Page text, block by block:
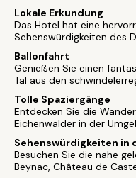
Lokale Erkundung
Das Hotel hat eine
Sehenswürdigkeiten des
Ballonfahrt
Genießen Sie einen
Tal aus den
Tolle Spaziergänge
Entdecken Sie die
Eichenwälder in der
Sehenswürdigkeiten in
Besuchen Sie die nahe
Beynac, Château de